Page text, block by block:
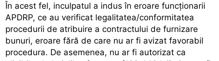
În acest fel, inculpatul a indus în eroare funcţionarii
APDRP, ce au verificat legalitatea/conformitatea
procedurii de atribuire a contractului de furnizare
bunuri, eroare fără de care nu ar fi avizat favorabil
procedura. De asemenea, nu ar fi autorizat ca